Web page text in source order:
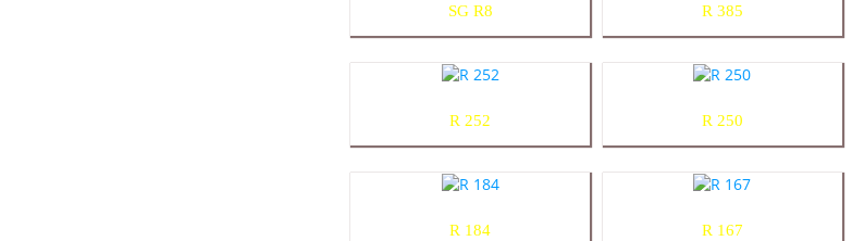
SG R8 R 385
R 252 R 250
R 184 R 167